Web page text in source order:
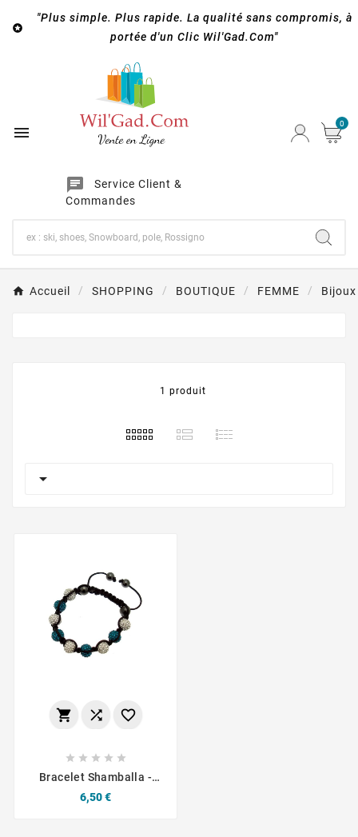

"Plus simple. Plus rapide. La qualité sans compromis, à
portée d'un Clic Wil'Gad.Com"

chat
Service Client &
Commandes
0
Accueil SHOPPING BOUTIQUE FEMME Bijoux
1 produit

  
    
Bracelet Shamballa -
Prix
6,50 €